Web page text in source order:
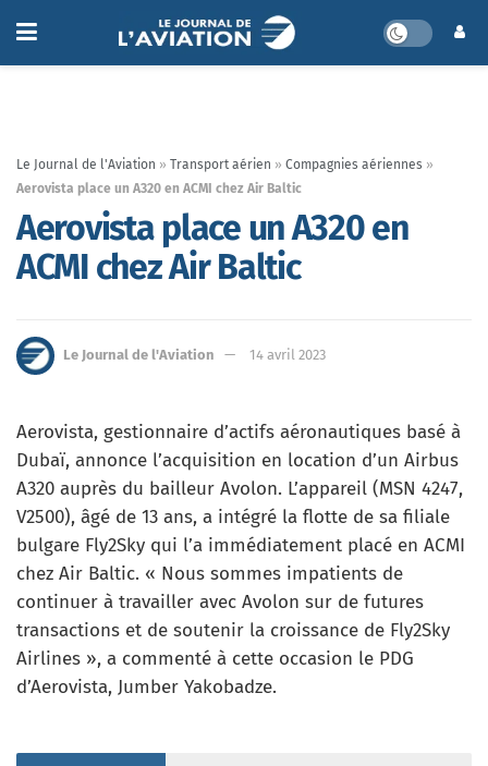
Le Journal de l'Aviation » Transport aérien » Compagnies aériennes »
Aerovista place un A320 en ACMI chez Air Baltic
Aerovista place un A320 en
ACMI chez Air Baltic
Le Journal de l'Aviation 14 avril 2023
Aerovista, gestionnaire d’actifs aéronautiques basé à
Dubaï, annonce l’acquisition en location d’un Airbus
A320 auprès du bailleur Avolon. L’appareil (MSN 4247,
V2500), âgé de 13 ans, a intégré la flotte de sa filiale
bulgare Fly2Sky qui l’a immédiatement placé en ACMI
chez Air Baltic. « Nous sommes impatients de
continuer à travailler avec Avolon sur de futures
transactions et de soutenir la croissance de Fly2Sky
Airlines », a commenté à cette occasion le PDG
d’Aerovista, Jumber Yakobadze.